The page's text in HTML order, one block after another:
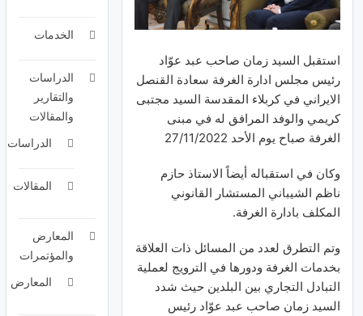
استقبل السيد زمان صاحب عبد عوّاد
رئيس مجلس ادارة الغرفة سعادة القنصل
الايراني في كربلاء المقدسة السيد مجتبى
كريمي والوفد المرافق له في مبنى
الغرفة صباح يوم الأحد 27/11/2022
وكان في استقباله أيضاً الاستاذ حازم
ناظم الشيباني المستشار القانوني
المكلف بادارة الغرفة.
وتم التطرق لعدد من المسائل ذات العلاقة
بخدمات الغرفة ودورها في الترويج لعملية
التبادل التجاري بين البلدين حيث شدد
السيد زمان صاحب عبد عوّاد رئيس
الخدمات
الدراسات
والتقارير
والمقالات
الدراسات
المقالات
المعارض
والمؤتمرات
المعارض